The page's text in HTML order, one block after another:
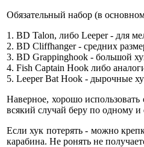
Обязательный набор (в
1. BD Talon, либо Leeper - для
2. BD Cliffhanger - средних
3. BD Grappinghook - большой
4. Fish Captain Hook либо
5. Leeper Bat Hook - дырочные
Наверное, хорошо
всякий случай беру по одному и
Если хук потерять - можно
карабина. Не ронять не